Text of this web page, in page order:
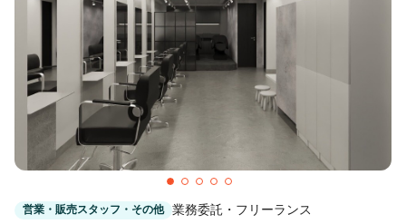
ヘアメイク・美容部員
ネイリスト エステティシャン
講師・インストラクター 営業・販売スタッフ・その他
雇用形態
正社員 契約社員・パート
営業・販売スタッフ・その他 業務委託・フリーランス